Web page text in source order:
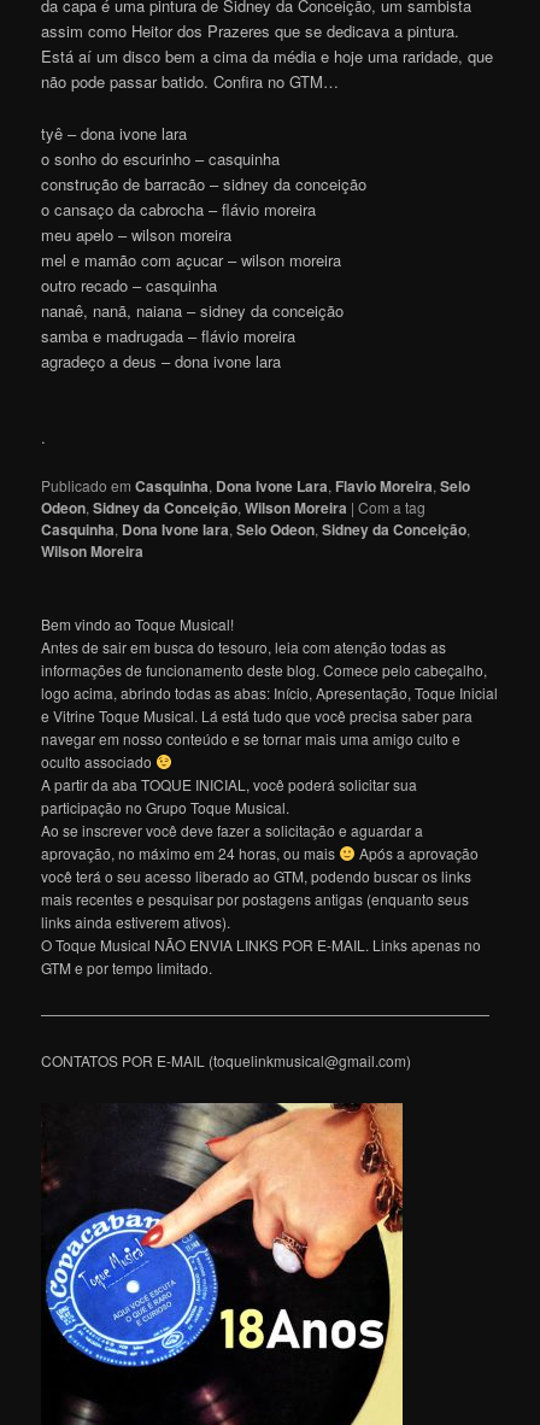
da capa é uma pintura de Sidney da Conceição, um sambista
assim como Heitor dos Prazeres que se dedicava a pintura.
Está aí um disco bem a cima da média e hoje uma raridade, que
não pode passar batido. Confira no GTM…
tyê – dona ivone lara
o sonho do escurinho – casquinha
construção de barracão – sidney da conceição
o cansaço da cabrocha – flávio moreira
meu apelo – wilson moreira
mel e mamão com açucar – wilson moreira
outro recado – casquinha
nanaê, nanã, naiana – sidney da conceição
samba e madrugada – flávio moreira
agradeço a deus – dona ivone lara
.
Publicado em Casquinha, Dona Ivone Lara, Flavio Moreira,Selo
Odeon,Sidney da Conceição,Wilson Moreira |Com a tag
Casquinha, Dona Ivone lara,Selo Odeon,Sidney da Conceição,
Wilson Moreira
Bem vindo ao Toque Musical!
Antes de sair em busca do tesouro, leia com atenção todas as
informações de funcionamento deste blog. Comece pelo cabeçalho,
logo acima, abrindo todas as abas: Início, Apresentação, Toque Inicial
e Vitrine Toque Musical. Lá está tudo que você precisa saber para
navegar em nosso conteúdo e se tornar mais uma amigo culto e
oculto associado
A partir da aba TOQUE INICIAL, você poderá solicitar sua
participação no Grupo Toque Musical.
Ao se inscrever você deve fazer a solicitação e aguardar a
aprovação, no máximo em 24 horas, ou mais
Após a aprovação
você terá o seu acesso liberado ao GTM, podendo buscar os links
mais recentes e pesquisar por postagens antigas (enquanto seus
links ainda estiverem ativos).
O Toque Musical NÃO ENVIA LINKS POR E-MAIL. Links apenas no
GTM e por tempo limitado.
———————————————————————————————
CONTATOS POR E-MAIL (toquelinkmusical@gmail.com)